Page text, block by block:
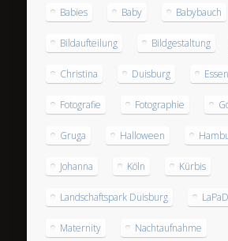
Babies Baby Babybauch
Bildaufteilung Bildgestaltung
Christina Duisburg Essen
Fotografie Fotographie
Gruga Halloween
Johanna Köln Kürbis
Landschaftspark Duisburg
Maternity Nachtaufnahme